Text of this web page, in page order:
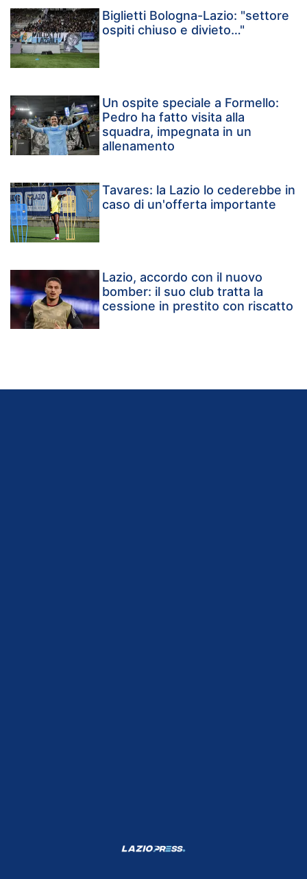
Biglietti Bologna-Lazio: "settore
ospiti chiuso e divieto…"
Un ospite speciale a Formello:
Pedro ha fatto visita alla
squadra, impegnata in un
allenamento
Tavares: la Lazio lo cederebbe in
caso di un'offerta importante
Lazio, accordo con il nuovo
bomber: il suo club tratta la
cessione in prestito con riscatto